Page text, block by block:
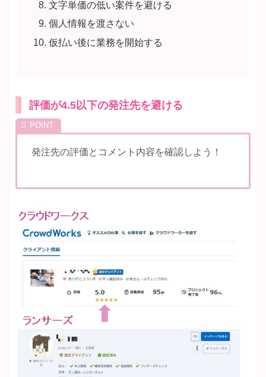
文字単価の低い案件を避ける
個人情報を渡さない
仮払い後に業務を開始する
評価が4.5以下の発注先を避ける
発注先の評価とコメント内容を確認しよう！